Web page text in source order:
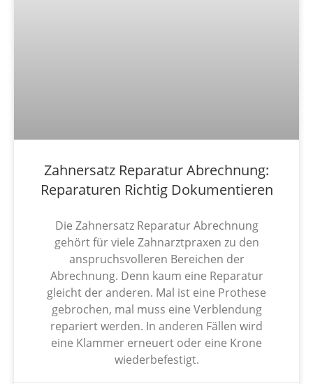
Zahnersatz Reparatur Abrechnung:
Reparaturen Richtig Dokumentieren
Die Zahnersatz Reparatur Abrechnung
gehört für viele Zahnarztpraxen zu den
anspruchsvolleren Bereichen der
Abrechnung. Denn kaum eine Reparatur
gleicht der anderen. Mal ist eine Prothese
gebrochen, mal muss eine Verblendung
repariert werden. In anderen Fällen wird
eine Klammer erneuert oder eine Krone
wiederbefestigt.